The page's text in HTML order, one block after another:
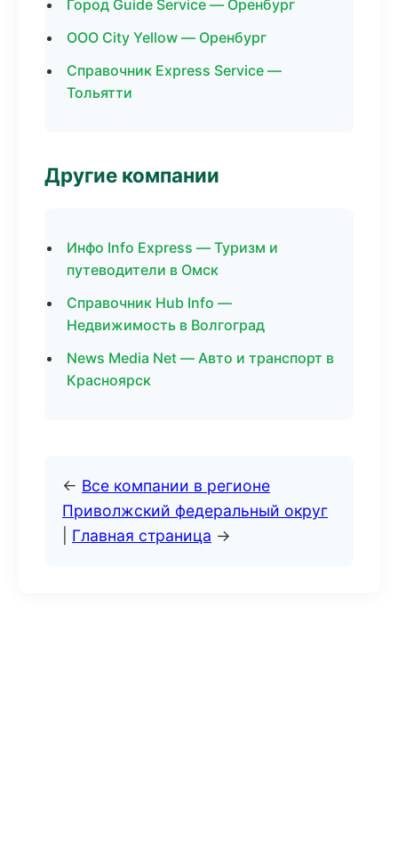
Город Guide Service — Оренбург
ООО City Yellow — Оренбург
Справочник Express Service —
Тольятти
Другие компании
Инфо Info Express — Туризм и
путеводители в Омск
Справочник Hub Info —
Недвижимость в Волгоград
News Media Net — Авто и транспорт в
Красноярск
← Все компании в регионе
Приволжский федеральный округ
Главная страница →